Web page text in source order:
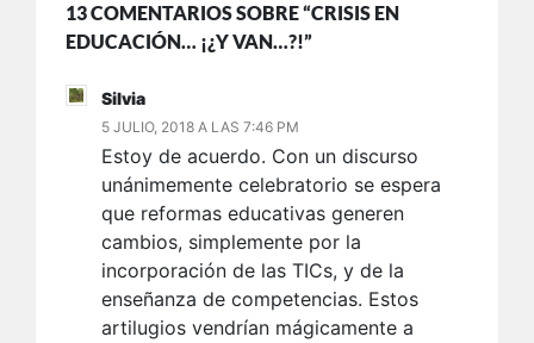
13 COMENTARIOS SOBRE “CRISIS EN
EDUCACIÓN… ¡¿Y VAN…?!”
Silvia
5 JULIO, 2018 A LAS 7:46 PM
Estoy de acuerdo. Con un discurso
unánimemente celebratorio se espera
que reformas educativas generen
cambios, simplemente por la
incorporación de las TICs, y de la
enseñanza de competencias. Estos
artilugios vendrían mágicamente a